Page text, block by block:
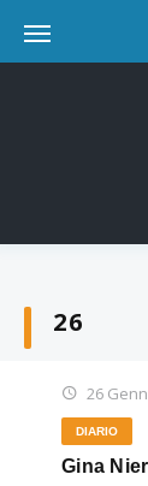
26
26
DIARIO
Gina